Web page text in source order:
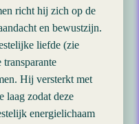
richt hij zich op de
en bewustzijn.
liefde (zie
Hij versterkt met
laag zodat deze
energielichaam